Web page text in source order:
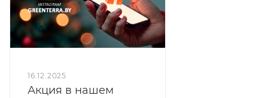
16.12.2025
Акция в нашем